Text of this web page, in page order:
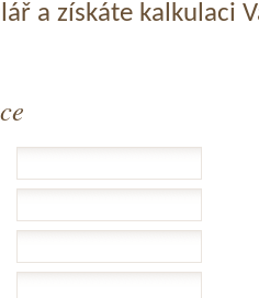
a získáte kalkulaci